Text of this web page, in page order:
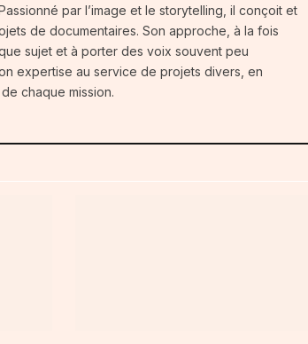
par l’image et le storytelling, il conçoit et
de documentaires. Son approche, à la fois
sujet et à porter des voix souvent peu
expertise au service de projets divers, en
chaque mission.